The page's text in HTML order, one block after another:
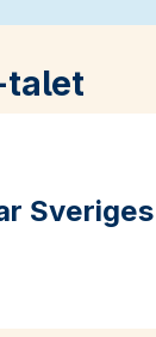
talet
var Sveriges